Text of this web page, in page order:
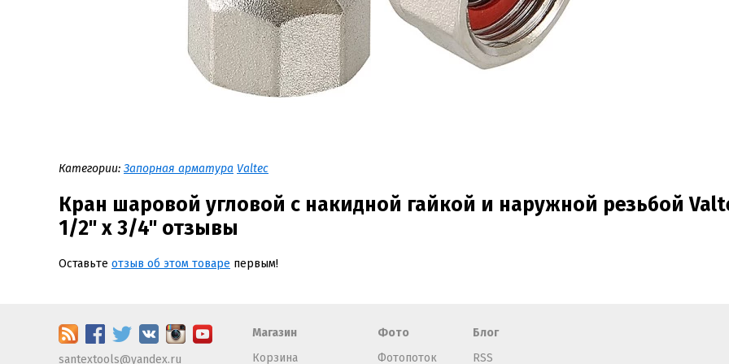
Категории: Запорная арматура Valtec
Кран шаровой угловой с накидной гайкой и наружной резьбой
1/2" х 3/4" отзывы
Оставьте отзыв об этом товаре первым!
santextools@yandex.ru
Магазин
Корзина
Фото
Фотопоток
Блог
RSS